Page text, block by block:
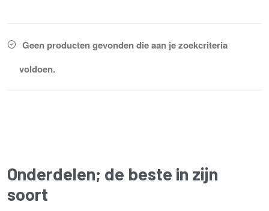
Geen producten gevonden die aan je zoekcriteria
voldoen.
Onderdelen; de beste in zijn
soort